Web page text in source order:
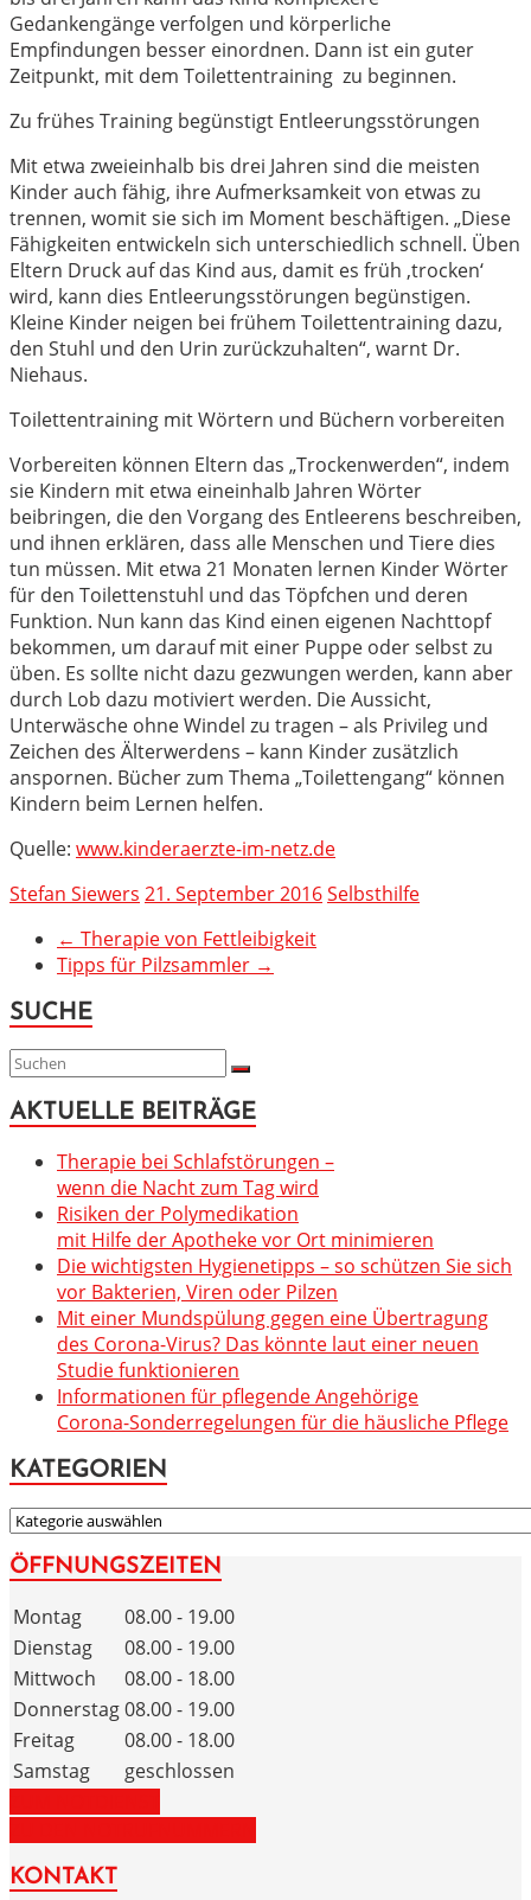
Gedankengänge verfolgen und körperliche
Empfindungen besser einordnen. Dann ist ein guter
Zeitpunkt, mit dem Toilettentraining zu beginnen.
Zu frühes Training begünstigt Entleerungsstörungen
Mit etwa zweieinhalb bis drei Jahren sind die meisten
Kinder auch fähig, ihre Aufmerksamkeit von etwas zu
trennen, womit sie sich im Moment beschäftigen. „Diese
Fähigkeiten entwickeln sich unterschiedlich schnell. Üben
Eltern Druck auf das Kind aus, damit es früh ‚trocken‘
wird, kann dies Entleerungsstörungen begünstigen.
Kleine Kinder neigen bei frühem Toilettentraining dazu,
den Stuhl und den Urin zurückzuhalten“, warnt Dr.
Niehaus.
Toilettentraining mit Wörtern und Büchern vorbereiten
Vorbereiten können Eltern das „Trockenwerden“, indem
sie Kindern mit etwa eineinhalb Jahren Wörter
beibringen, die den Vorgang des Entleerens beschreiben,
und ihnen erklären, dass alle Menschen und Tiere dies
tun müssen. Mit etwa 21 Monaten lernen Kinder Wörter
für den Toilettenstuhl und das Töpfchen und deren
Funktion. Nun kann das Kind einen eigenen Nachttopf
bekommen, um darauf mit einer Puppe oder selbst zu
üben. Es sollte nicht dazu gezwungen werden, kann aber
durch Lob dazu motiviert werden. Die Aussicht,
Unterwäsche ohne Windel zu tragen – als Privileg und
Zeichen des Älterwerdens – kann Kinder zusätzlich
anspornen. Bücher zum Thema „Toilettengang“ können
Kindern beim Lernen helfen.
Quelle: www.kinderaerzte-im-netz.de
Stefan Siewers 21. September 2016Selbsthilfe
← Therapie von Fettleibigkeit
Tipps für Pilzsammler →
SUCHE
AKTUELLE BEITRÄGE
Therapie bei Schlafstörungen –
wenn die Nacht zum Tag wird
Risiken der Polymedikation
mit Hilfe der Apotheke vor Ort minimieren
Die wichtigsten Hygienetipps – so schützen Sie sich
vor Bakterien, Viren oder Pilzen
Mit einer Mundspülung gegen eine Übertragung
des Corona-Virus? Das könnte laut einer neuen
Studie funktionieren
Informationen für pflegende Angehörige
Corona-Sonderregelungen für die häusliche Pflege
KATEGORIEN
KATEGORIEN
ÖFFNUNGSZEITEN
Montag
08.00 - 19.00
Dienstag
08.00 - 19.00
Mittwoch
08.00 - 18.00
Donnerstag08.00 - 19.00
Freitag
08.00 - 18.00
Samstag
geschlossen
KONTAKT